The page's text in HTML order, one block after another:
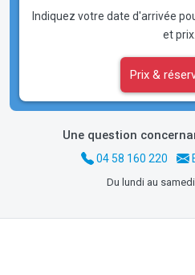
Indiquez votre date d'arrivée
et prix.
Prix &
Une question
04 58 160 220
Du lundi au samedi